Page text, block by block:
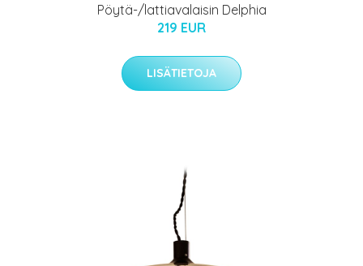
Pöytä-/lattiavalaisin Delphia
219 EUR
LISÄTIETOJA